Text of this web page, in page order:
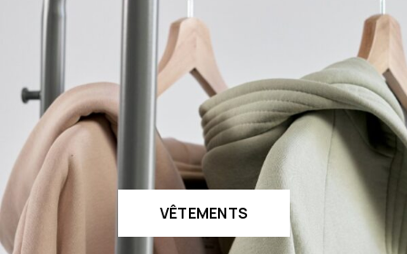
VÊTEMENTS